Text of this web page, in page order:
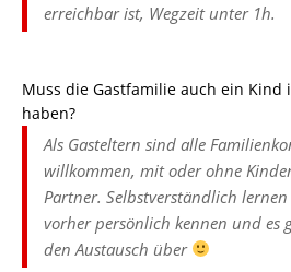
erreichbar ist, Wegzeit unter 1h.
Muss die Gastfamilie auch ein Kind
haben?
Als Gasteltern sind alle
willkommen, mit oder ohne
Partner. Selbstverständlich
vorher persönlich kennen und es
den Austausch über